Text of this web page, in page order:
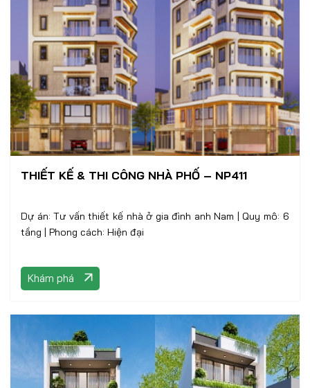
THIẾT KẾ & THI CÔNG NHÀ PHỐ – NP411
Dự án: Tư vấn thiết kế nhà ở gia đình anh Nam | Quy mô: 6
tầng | Phong cách: Hiện đại
Khám phá